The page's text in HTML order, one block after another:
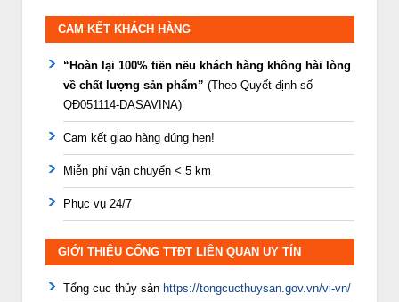
CAM KẾT KHÁCH HÀNG
“Hoàn lại 100% tiền nếu khách hàng không hài lòng
về chất lượng sản phẩm” (Theo Quyết định số
QĐ051114-DASAVINA)
Cam kết giao hàng đúng hẹn!
Miễn phí vận chuyển < 5 km
Phục vụ 24/7
GIỚI THIỆU CỔNG TTĐT LIÊN QUAN UY TÍN
Tổng cục thủy sản https://tongcucthuysan.gov.vn/vi-vn/